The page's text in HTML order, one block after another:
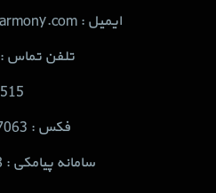
ایمیل : info@tirazheharmony.com
تلفن تماس :25903
فکس : 26117063
سامانه پیامکی : 30001238